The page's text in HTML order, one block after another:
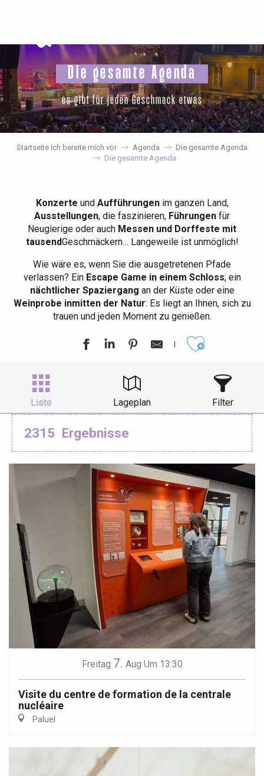
principal
Die gesamte Agenda
es gibt für jeden Geschmack etwas
Startseite Ich bereite mich vor Agenda
Die gesamte Agenda
Die gesamte Agenda
Konzerte und Aufführungenim ganzen Land,
Ausstellungen, die faszinieren, Führungen für
Neugierige oder auch Messen und Dorffeste mit
tausendGeschmäckern… Langeweile ist unmöglich!
Wie wäre es, wenn Sie die ausgetretenen Pfade
verlassen? EinEscape Game in einem Schloss, ein
nächtlicher Spaziergang an der Küste oder eine
Weinprobe inmitten der Natur: Es liegt an Ihnen, sich zu
trauen und jeden Moment zu genießen.
Liste Lageplan Filter
2315 Ergebnisse
Freitag 7. Aug Um 13:30
Visite du centre de formation de la centrale
nucléaire
Paluel